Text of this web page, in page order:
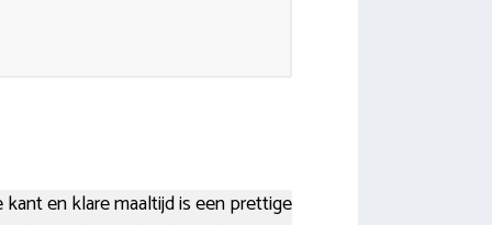
en klare maaltijd is een prettige